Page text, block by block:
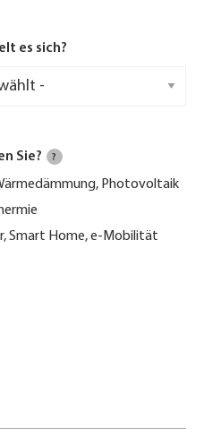
es sich?
Sie? ?
Photovoltaik
Smart Home, e-Mobilität